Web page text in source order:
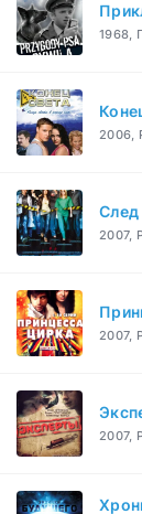
1968,
2006,
След
2007,
2007,
2007,